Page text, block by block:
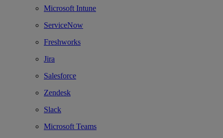
Microsoft Intune
ServiceNow
Freshworks
Jira
Salesforce
Zendesk
Slack
Microsoft Teams